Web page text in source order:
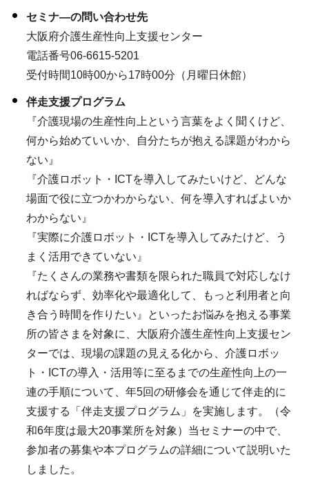
セミナ―の問い合わせ先
大阪府介護生産性向上支援センター
電話番号06-6615-5201
受付時間10時00から17時00分（月曜日休館）
伴走支援プログラム
『介護現場の生産性向上という言葉をよく聞くけど、
何から始めていいか、自分たちが抱える課題がわから
ない』
『介護ロボット・ICTを導入してみたいけど、どんな
場面で役に立つかわからない、何を導入すればよいか
わからない』
『実際に介護ロボット・ICTを導入してみたけど、う
まく活用できていない』
『たくさんの業務や書類を限られた職員で対応しなけ
ればならず、効率化や最適化して、もっと利用者と向
き合う時間を作りたい』といったお悩みを抱える事業
所の皆さまを対象に、大阪府介護生産性向上支援セン
ターでは、現場の課題の見える化から、介護ロボッ
ト・ICTの導入・活用等に至るまでの生産性向上の一
連の手順について、年5回の研修会を通じて伴走的に
支援する「伴走支援プログラム」を実施します。（令
和6年度は最大20事業所を対象）当セミナーの中で、
参加者の募集や本プログラムの詳細について説明いた
しました。